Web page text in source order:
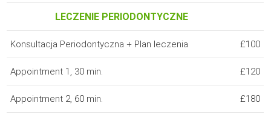
LECZENIE PERIODONTYCZNE
Konsultacja Periodontyczna + Plan leczenia £100
Appointment 1, 30 min. £120
Appointment 2, 60 min. £180